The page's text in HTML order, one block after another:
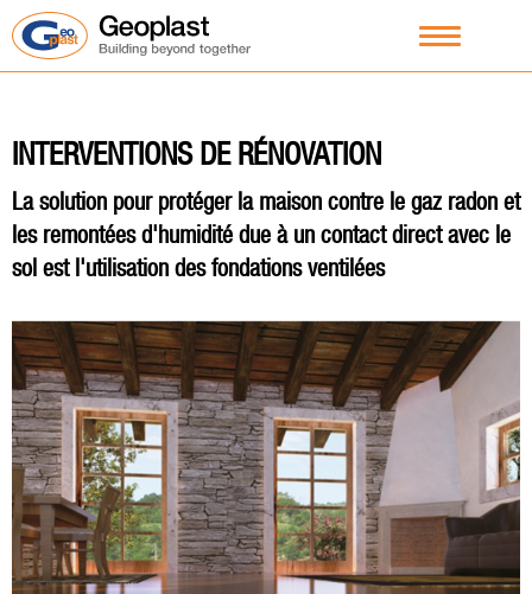
INTERVENTIONS DE RÉNOVATION
La solution pour protéger la maison contre le gaz radon et
les remontées d'humidité due à un contact direct avec le
sol est l'utilisation des fondations ventilées